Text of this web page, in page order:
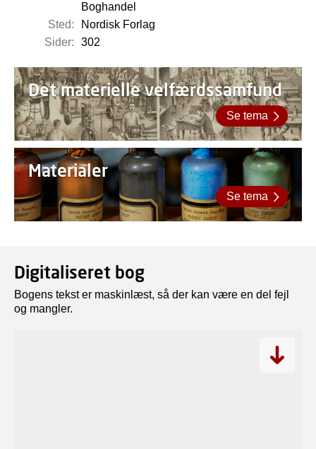
Boghandel
Sted:
Nordisk Forlag
Sider:
302
Det materielle velfærdssamfund
Se tema
Materialer
Se tema
Digitaliseret bog
Bogens tekst er maskinlæst, så der kan være en del fejl
og mangler.